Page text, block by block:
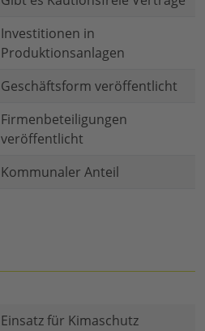
Investitionen in
Produktionsanlagen
Geschäftsform veröffentlicht
Firmenbeteiligungen
veröffentlicht
Kommunaler Anteil
Einsatz für Kimaschutz